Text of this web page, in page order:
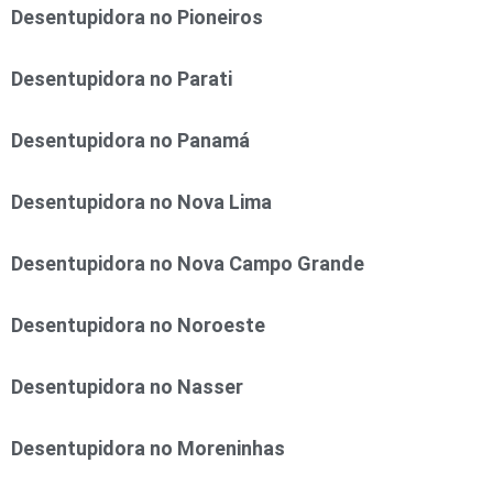
Desentupidora no Pioneiros
Desentupidora no Parati
Desentupidora no Panamá
Desentupidora no Nova Lima
Desentupidora no Nova Campo Grande
Desentupidora no Noroeste
Desentupidora no Nasser
Desentupidora no Moreninhas